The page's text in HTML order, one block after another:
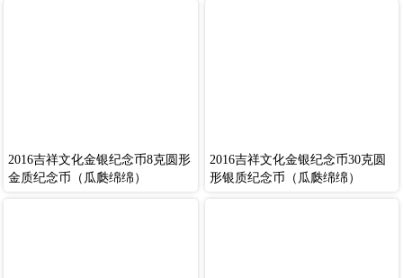
2016吉祥文化金银纪念币8克圆形
金质纪念币（瓜瓞绵绵）
2016吉祥文化金银纪念币30克圆
形银质纪念币（瓜瓞绵绵）